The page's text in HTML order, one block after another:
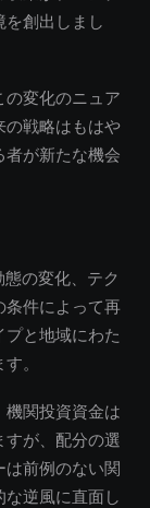
を創出しまし
の変化のニュア
の戦略はもはや
者が新たな機会
の変化、テク
条件によって再
と地域にわた
。
機関投資資金は
すが、配分の選
は前例のない関
逆風に直面し